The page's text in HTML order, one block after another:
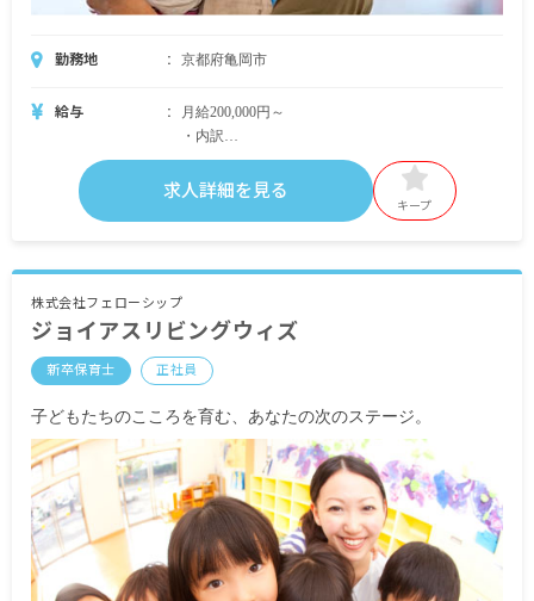
勤務地 京都府亀岡市
給与
月給200,000円～
・内訳
基本給 190,000円～
資格手当 10,000円
・別途支給手当
交通費支給（電車通勤は全額支給、車通勤は要相
談）
賞与あり
※試用期間6カ月／同条件
求人詳細を見る
キープ
株式会社フェローシップ
ジョイアスリビングウィズ
新卒保育士 正社員
子どもたちのこころを育む、あなたの次のステージ。